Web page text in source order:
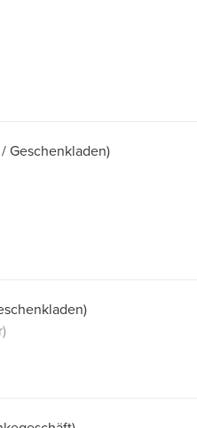
Geschenkladen)